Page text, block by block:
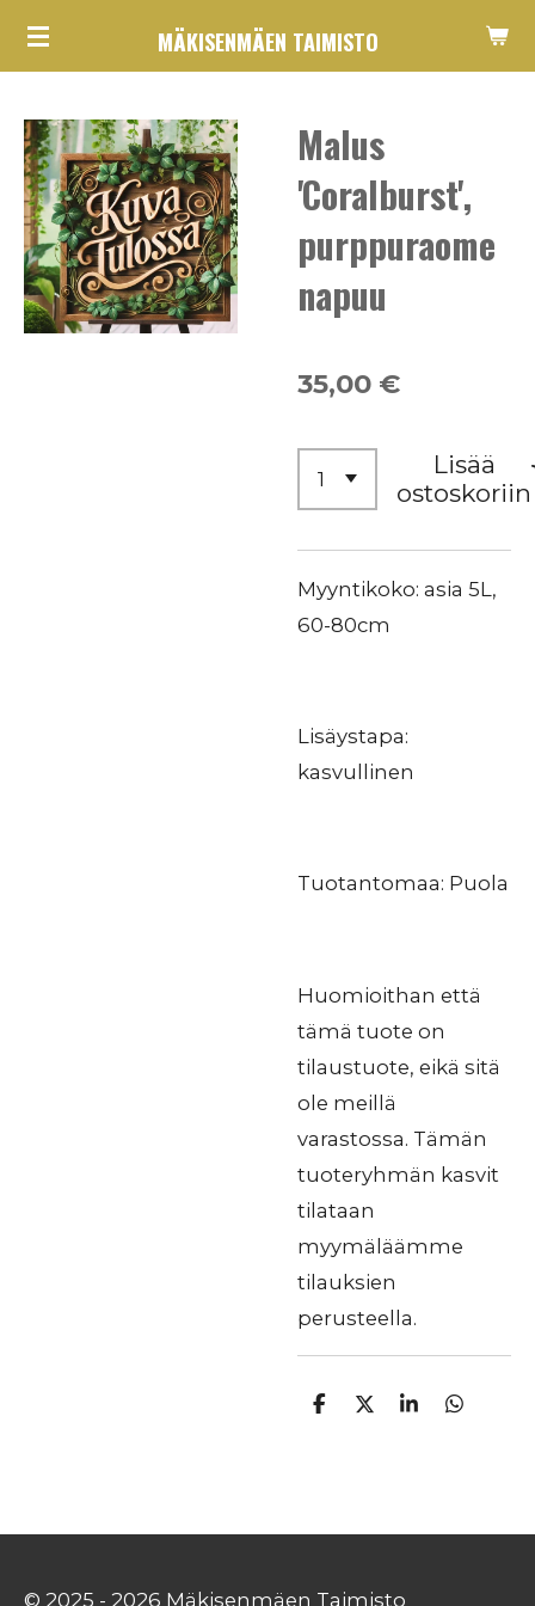
Siirry
MÄKISENMÄEN TAIMISTO
Malus
'Coralburst',
purppuraome
napuu
35,00 €
Lisää
ostoskoriin
Myyntikoko: asia 5L,
60-80cm
Lisäystapa:
kasvullinen
Tuotantomaa: Puola
Huomioithan että
tämä tuote on
tilaustuote, eikä sitä
ole meillä
varastossa. Tämän
tuoteryhmän kasvit
tilataan
myymäläämme
tilauksien
perusteella.
J
J
J
J
© 2025 - 2026 Mäkisenmäen Taimisto